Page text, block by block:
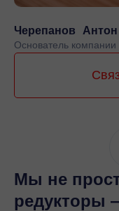
Черепанов
Основатель компании
Мы не
редукторы